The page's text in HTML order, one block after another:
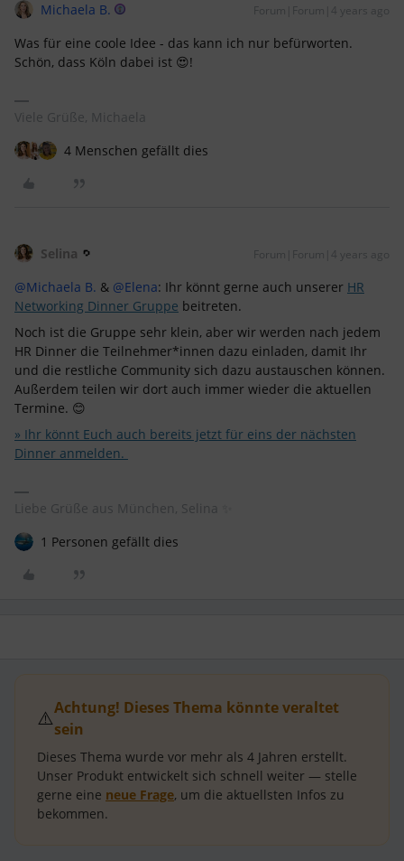
Michaela B. Forum|Forum|4 years ago
Was für eine coole Idee - das kann ich nur befürworten.
Schön, dass Köln dabei ist 😍!
Viele Grüße, Michaela
4 Menschen gefällt dies
Selina Forum|Forum|4 years ago
@Michaela B. & @Elena: Ihr könnt gerne auch unserer HR
Networking Dinner Gruppe beitreten.
Noch ist die Gruppe sehr klein, aber wir werden nach jedem
HR Dinner die Teilnehmer*innen dazu einladen, damit Ihr
und die restliche Community sich dazu austauschen können.
Außerdem teilen wir dort auch immer wieder die aktuellen
Termine. 😊
» Ihr könnt Euch auch bereits jetzt für eins der nächsten
Dinner anmelden.
Liebe Grüße aus München, Selina ✨
1 Personen gefällt dies
⚠️Achtung! Dieses Thema könnte veraltet
sein
Dieses Thema wurde vor mehr als 4 Jahren erstellt.
Unser Produkt entwickelt sich schnell weiter — stelle
gerne eine neue Frage, um die aktuellsten Infos zu
bekommen.